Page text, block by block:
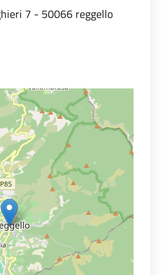
7 - 50066 reggello